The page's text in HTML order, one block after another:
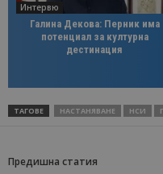
Интервю
Галина Декова: Перник има
потенциал за културна
дестинация
ТАГОВЕ НАСТАНЯВАНЕ НСИ
Предишна статия